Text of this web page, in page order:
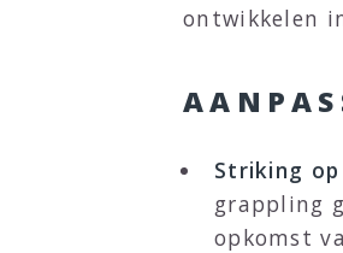
ontwikkelen
Striking
grappling
opkomst